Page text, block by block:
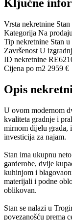
Ključne
Vrsta nekretnine Stan
Kategorija Na prodaju
Tip nekretnine Stan
Završenost U
ID nekretnine
Cijena po m2 2959 €
Opis
U ovom modernom
kvaliteta gradnje i
mirnom dijelu grada,
investicija za najam.
Stan ima ukupnu
garderobe, dvije
kuhinjom i
materijali i podne
oblikovan.
Stan se nalazi u
povezanošću prema